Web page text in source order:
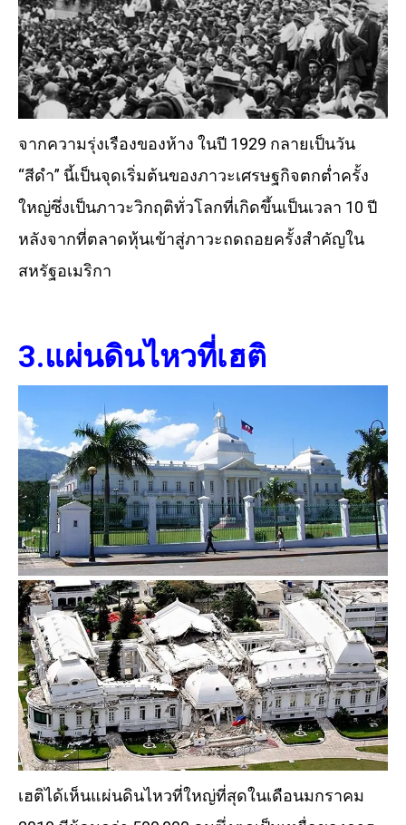
จากความรุ่งเรืองของห้าง ในปี 1929 กลายเป็นวัน
“สีดำ” นี้เป็นจุดเริ่มต้นของภาวะเศรษฐกิจตกต่ำครั้ง
ใหญ่ซึ่งเป็นภาวะวิกฤติทั่วโลกที่เกิดขึ้นเป็นเวลา 10 ปี
หลังจากที่ตลาดหุ้นเข้าสู่ภาวะถดถอยครั้งสำคัญใน
สหรัฐอเมริกา
3.แผ่นดินไหวที่เฮติ
เฮติได้เห็นแผ่นดินไหวที่ใหญ่ที่สุดในเดือนมกราคม